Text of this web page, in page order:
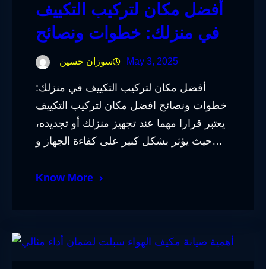
أفضل مكان لتركيب التكييف
في منزلك: خطوات ونصائح
سوزان حسين May 3, 2025
أفضل مكان لتركيب التكييف في منزلك:
خطوات ونصائح افضل مكان لتركيب التكييف
يعتبر قرارا مهما عند تجهيز منزلك أو تجديده،
حيث يؤثر بشكل كبير على كفاءة الجهاز و…
Know More